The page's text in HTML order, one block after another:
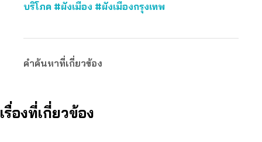
บริโภค #ผังเมือง #ผังเมืองกรุงเทพ
คำค้นหาที่เกี่ยวข้อง
เรื่องที่เกี่ยวข้อง